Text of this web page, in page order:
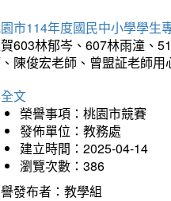
市114年度國民中小學學生
603林郁岑、607林雨潼、
陳俊宏老師、曾盟証老師用
文
榮譽事項：桃園市競賽
發佈單位：教務處
建立時間：2025-04-14
瀏覽次數：386
發布者：教學組